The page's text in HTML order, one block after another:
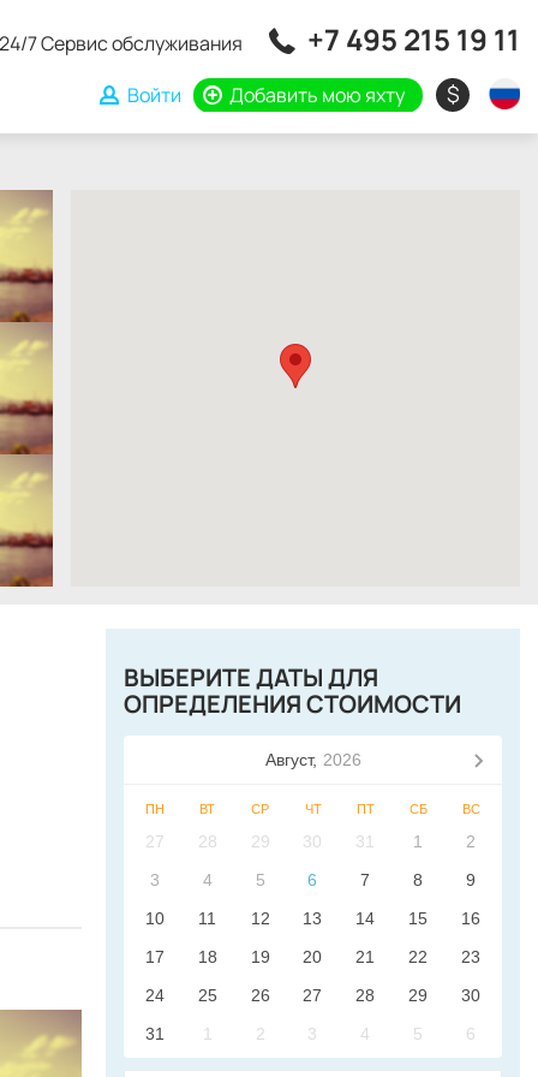
24/7 Сервис обслуживания +7 495 215 19 11
Войти Добавить мою яхту $
ВЫБЕРИТЕ ДАТЫ ДЛЯ
ОПРЕДЕЛЕНИЯ СТОИМОСТИ
Август, 2026
ПН ВТ СР ЧТ ПТ СБ ВС
27 28 29 30 31 1
2
3
4 5 6 7 8
9
10
11 12 13 14 15
16
17
18 19 20 21 22
23
24
25 26 27 28 29
30
31
1 2 3 4 5 6